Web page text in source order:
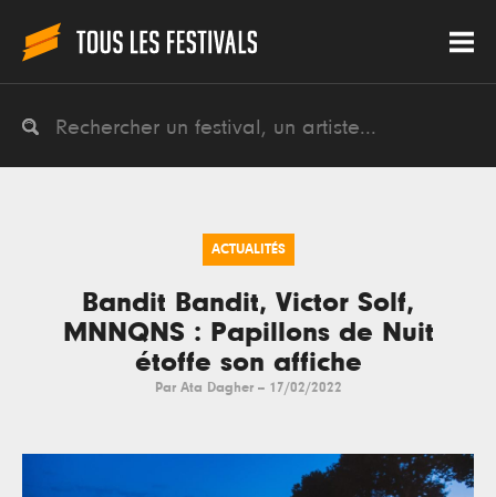
ACTUALITÉS
Bandit Bandit, Victor Solf,
MNNQNS : Papillons de Nuit
étoffe son affiche
Par Ata Dagher -- 17/02/2022